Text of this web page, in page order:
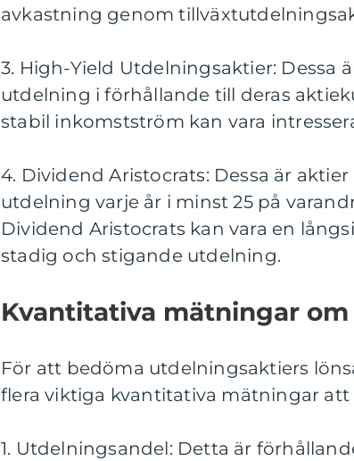
avkastning genom
3. High-Yield Utdelningsaktier: Dessa
utdelning i förhållande till deras
stabil inkomstström kan vara
4. Dividend Aristocrats: Dessa är
utdelning varje år i minst 25 på
Dividend Aristocrats kan vara en
stadig och stigande utdelning.
Kvantitativa mätningar
För att bedöma utdelningsaktiers
flera viktiga kvantitativa mätningar att
1. Utdelningsandel: Detta är